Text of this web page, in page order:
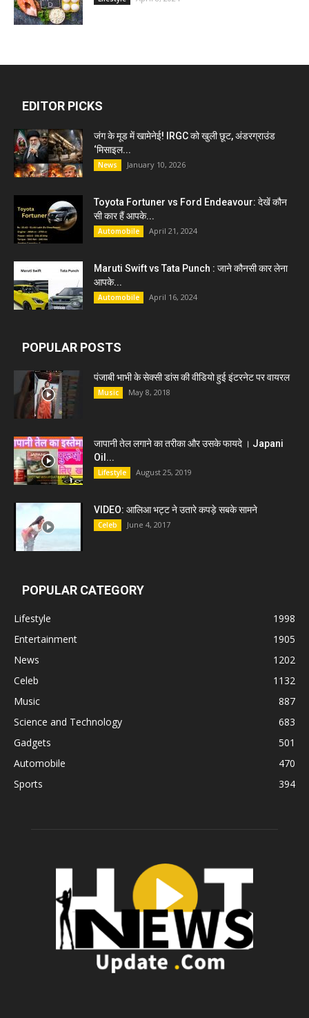
EDITOR PICKS
जंग के मूड में खामेनेई! IRGC को खुली छूट, अंडरग्राउंड
‘मिसाइल...
News January 10, 2026
Toyota Fortuner vs Ford Endeavour: देखें कौन
सी कार हैं आपके...
Automobile April 21, 2024
Maruti Swift vs Tata Punch : जाने कौनसी कार लेना
आपके...
Automobile April 16, 2024
POPULAR POSTS
पंजाबी भाभी के सेक्सी डांस की वीडियो हुई इंटरनेट पर वायरल
Music May 8, 2018
जापानी तेल लगाने का तरीका और उसके फायदे । Japani
Oil...
Lifestyle August 25, 2019
VIDEO: आलिआ भट्ट ने उतारे कपड़े सबके सामने
Celeb June 4, 2017
POPULAR CATEGORY
Lifestyle
1998
Entertainment
1905
News
1202
Celeb
1132
Music
887
Science and Technology
683
Gadgets
501
Automobile
470
Sports
394